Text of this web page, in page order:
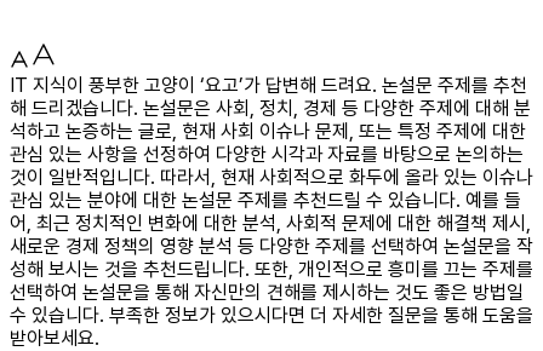
IT 지식이 풍부한 고양이 ‘요고’가 답변해 드려요. 논설문 주제를 추천
해 드리겠습니다. 논설문은 사회, 정치, 경제 등 다양한 주제에 대해 분
석하고 논증하는 글로, 현재 사회 이슈나 문제, 또는 특정 주제에 대한
관심 있는 사항을 선정하여 다양한 시각과 자료를 바탕으로 논의하는
것이 일반적입니다. 따라서, 현재 사회적으로 화두에 올라 있는 이슈나
관심 있는 분야에 대한 논설문 주제를 추천드릴 수 있습니다. 예를 들
어, 최근 정치적인 변화에 대한 분석, 사회적 문제에 대한 해결책 제시,
새로운 경제 정책의 영향 분석 등 다양한 주제를 선택하여 논설문을 작
성해 보시는 것을 추천드립니다. 또한, 개인적으로 흥미를 끄는 주제를
선택하여 논설문을 통해 자신만의 견해를 제시하는 것도 좋은 방법일
수 있습니다. 부족한 정보가 있으시다면 더 자세한 질문을 통해 도움을
받아보세요.